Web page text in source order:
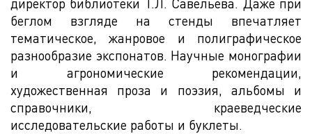
беглом взгляде на стенды впечатляет
тематическое, жанровое и полиграфическое
разнообразие экспонатов. Научные монографии
и агрономические рекомендации,
художественная проза и поэзия, альбомы и
справочники, краеведческие
исследовательские работы и буклеты.